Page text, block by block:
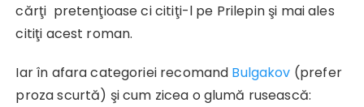
cărţi pretenţioase ci citiţi-l pe Prilepin şi mai ales
citiţi acest roman.
Iar în afara categoriei recomand Bulgakov (prefer
proza scurtă) şi cum zicea o glumă rusească: